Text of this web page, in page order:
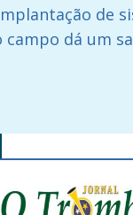
de
dá um